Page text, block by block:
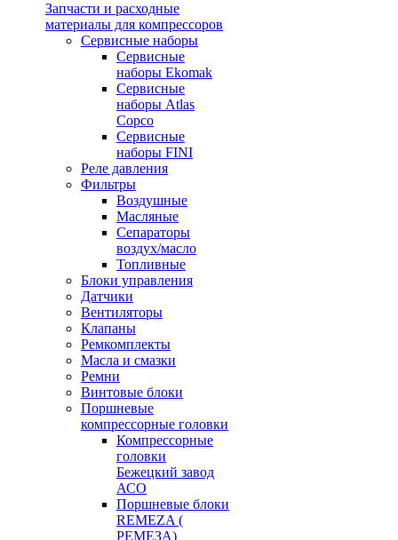
Запчасти и расходные
материалы для компрессоров
Cервисные наборы
Сервисные
наборы Ekomak
Cервисные
наборы Atlas
Copco
Сервисные
наборы FINI
Реле давления
Фильтры
Воздушные
Масляные
Сепараторы
воздух/масло
Топливные
Блоки управления
Датчики
Вентиляторы
Клапаны
Ремкомплекты
Масла и смазки
Ремни
Винтовые блоки
Поршневые
компрессорные головки
Компрессорные
головки
Бежецкий завод
АСО
Поршневые блоки
REMEZA (
РЕМЕЗА)